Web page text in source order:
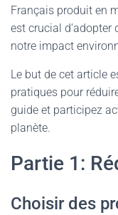
Français produit en
est crucial
notre impact
Le but de cet article
pratiques pour
guide et participez
planète.
Partie 1:
Choisir des